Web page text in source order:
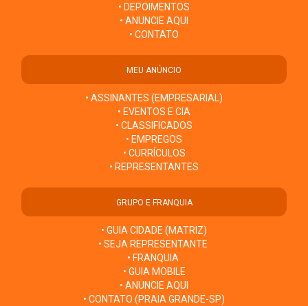
• DEPOIMENTOS
• ANUNCIE AQUI
• CONTATO
MEU ANÚNCIO
• ASSINANTES (EMPRESARIAL)
• EVENTOS E CIA
• CLASSIFICADOS
• EMPREGOS
• CURRÍCULOS
• REPRESENTANTES
GRUPO E FRANQUIA
• GUIA CIDADE (MATRIZ)
• SEJA REPRESENTANTE
• FRANQUIA
• GUIA MOBILE
• ANUNCIE AQUI
• CONTATO (PRAIA GRANDE-SP)